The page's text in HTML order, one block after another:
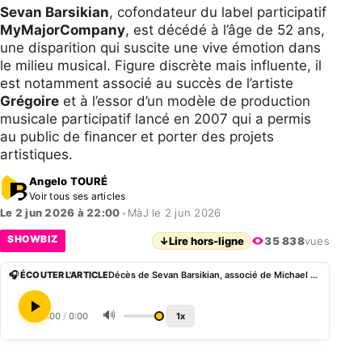
Sevan Barsikian, cofondateur du label participatif
MyMajorCompany, est décédé à l’âge de 52 ans,
une disparition qui suscite une vive émotion dans
le milieu musical. Figure discrète mais influente, il
est notamment associé au succès de l’artiste
Grégoire et à l’essor d’un modèle de production
musicale participatif lancé en 2007 qui a permis
au public de financer et porter des projets
artistiques.
Angelo TOURÉ
Voir tous ses articles
Le 2 jun 2026 à 22:00 • MàJ le 2 jun 2026
SHOWBIZ ↓Lire hors-ligne 35 838vues
🎧 ÉCOUTER L'ARTICLE Décès de Sevan Barsikian, associé de Michael Goldman et cofondateur de MyMajorCompany
0:00 / 0:00 🔊 1x